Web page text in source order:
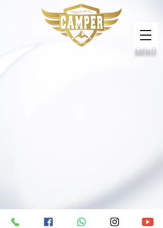
Calidad, compromiso e innovación
MENÚ
Certificando pilotos de Drones con seguridad, calidad y compromiso social.